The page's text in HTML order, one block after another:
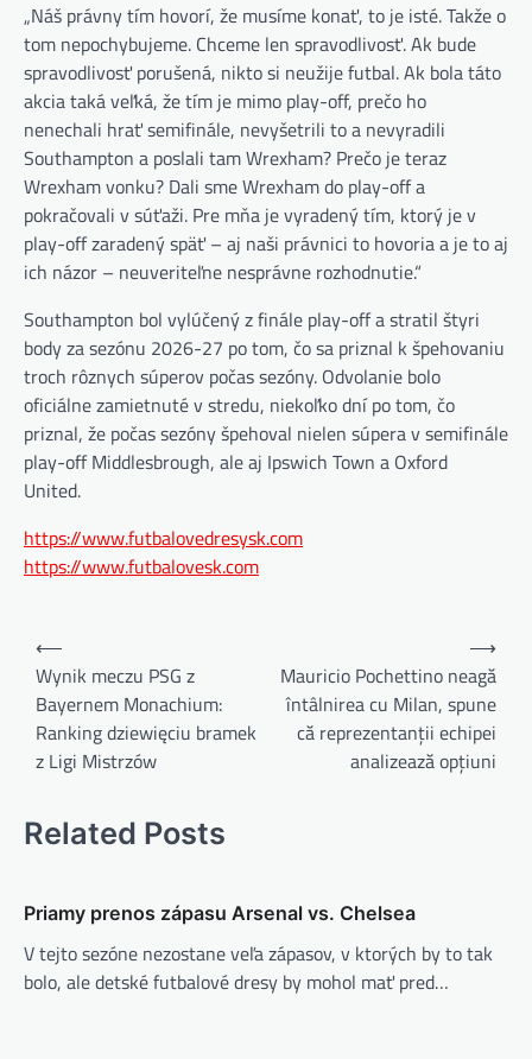
„Náš právny tím hovorí, že musíme konať, to je isté. Takže o
tom nepochybujeme. Chceme len spravodlivosť. Ak bude
spravodlivosť porušená, nikto si neužije futbal. Ak bola táto
akcia taká veľká, že tím je mimo play-off, prečo ho
nenechali hrať semifinále, nevyšetrili to a nevyradili
Southampton a poslali tam Wrexham? Prečo je teraz
Wrexham vonku? Dali sme Wrexham do play-off a
pokračovali v súťaži. Pre mňa je vyradený tím, ktorý je v
play-off zaradený späť – aj naši právnici to hovoria a je to aj
ich názor – neuveriteľne nesprávne rozhodnutie.“
Southampton bol vylúčený z finále play-off a stratil štyri
body za sezónu 2026-27 po tom, čo sa priznal k špehovaniu
troch rôznych súperov počas sezóny. Odvolanie bolo
oficiálne zamietnuté v stredu, niekoľko dní po tom, čo
priznal, že počas sezóny špehoval nielen súpera v semifinále
play-off Middlesbrough, ale aj Ipswich Town a Oxford
United.
https://www.futbalovedresysk.com
https://www.futbalovesk.com
B
a
n
a
⟵
Wynik meczu PSG z
Bayernem Monachium:
Ranking dziewięciu bramek
z Ligi Mistrzów
Mauricio Pochettino neagă
întâlnirea cu Milan, spune
că reprezentanții echipei
analizează opțiuni
⟶
Related Posts
Priamy prenos zápasu Arsenal vs. Chelsea
V tejto sezóne nezostane veľa zápasov, v ktorých by to tak
bolo, ale detské futbalové dresy by mohol mať pred…